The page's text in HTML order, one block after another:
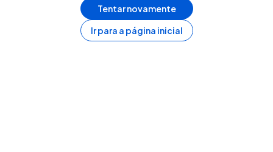
Tentar novamente
Ir para a página inicial